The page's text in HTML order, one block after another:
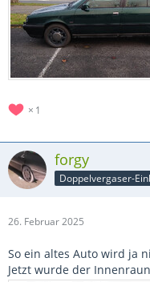
1
forgy
26. Februar 2025
So ein altes Auto wird ja
Jetzt wurde der